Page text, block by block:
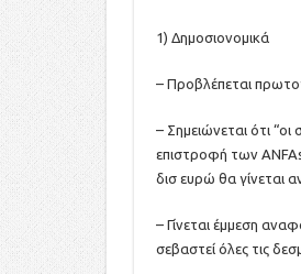
1) Δημοσιονομικά
– Προβλέπεται
– Σημειώνεται ότι
επιστροφή των
δισ ευρώ θα γίνεται
– Γίνεται έμμεση
σεβαστεί όλες τις